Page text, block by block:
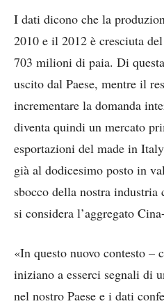
I dati dicono che la
2010 e il 2012 è cresciuta
703 milioni di paia. Di
uscito dal Paese, mentre il
incrementare la domanda
diventa quindi un mercato
esportazioni del made in
già al dodicesimo posto in
sbocco della nostra industria
si considera l’aggregato
«In questo nuovo contesto –
iniziano a esserci segnali di
nel nostro Paese e i dati